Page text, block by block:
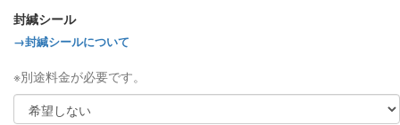
封緘シール
→封緘シールについて
※別途料金が必要です。